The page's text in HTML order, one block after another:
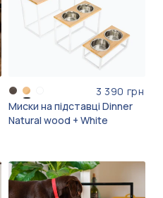
3 390 грн
Миски на підставці Dinner
Natural wood + White